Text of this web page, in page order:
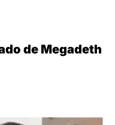
de Megadeth